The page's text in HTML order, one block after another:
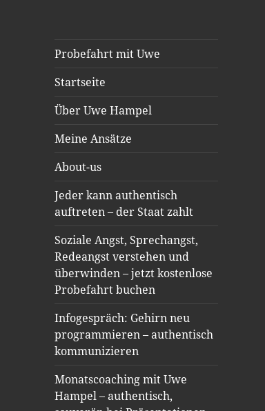
Probefahrt mit Uwe
Startseite
Über Uwe Hampel
Meine Ansätze
About-us
Jeder kann authentisch
auftreten – der Staat zahlt
Soziale Angst, Sprechangst,
Redeangst verstehen und
überwinden – jetzt kostenlose
Probefahrt buchen
Infogespräch: Gehirn neu
programmieren – authentisch
kommunizieren
Monatscoaching mit Uwe
Hampel – authentisch,